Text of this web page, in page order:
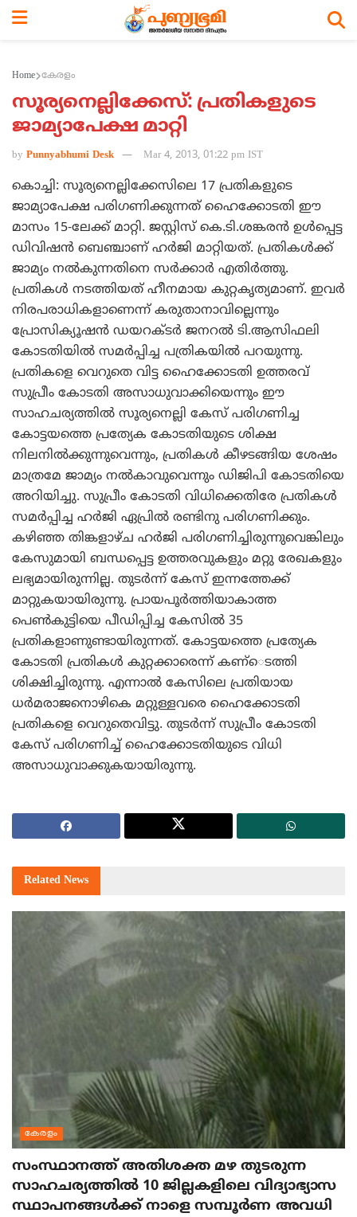
Home കേരളം
സൂര്യനെല്ലിക്കേസ്: പ്രതികളുടെ
ജാമ്യാപേക്ഷ മാറ്റി
by Punnyabhumi Desk Mar 4, 2013, 01:22 pm IST
കൊച്ചി: സൂര്യനെല്ലിക്കേസിലെ 17 പ്രതികളുടെ
ജാമ്യാപേക്ഷ പരിഗണിക്കുന്നത് ഹൈക്കോടതി ഈ
മാസം 15-ലേക്ക് മാറ്റി. ജസ്റ്റിസ് കെ.ടി.ശങ്കരന്‍ ഉള്‍പ്പെട്ട
ഡിവിഷന്‍ ബെഞ്ചാണ് ഹര്‍ജി മാറ്റിയത്. പ്രതികള്‍ക്ക്
ജാമ്യം നല്‍കുന്നതിനെ സര്‍ക്കാര്‍ എതിര്‍ത്തു.
പ്രതികള്‍ നടത്തിയത് ഹീനമായ കുറ്റകൃത്യമാണ്. ഇവര്‍
നിരപരാധികളാണെന്ന് കരുതാനാവില്ലെന്നും
പ്രോസിക്യൂഷന്‍ ഡയറക്ടര്‍ ജനറല്‍ ടി.ആസിഫലി
കോടതിയില്‍ സമര്‍പ്പിച്ച പത്രികയില്‍ പറയുന്നു.
പ്രതികളെ വെറുതെ വിട്ട ഹൈക്കോടതി ഉത്തരവ്
സുപ്രീം കോടതി അസാധുവാക്കിയെന്നും ഈ
സാഹചര്യത്തില്‍ സൂര്യനെല്ലി കേസ് പരിഗണിച്ച
കോട്ടയത്തെ പ്രത്യേക കോടതിയുടെ ശിക്ഷ
നിലനില്‍ക്കുന്നുവെന്നും, പ്രതികള്‍ കീഴടങ്ങിയ ശേഷം
മാത്രമേ ജാമ്യം നല്‍കാവുവെന്നും ഡിജിപി കോടതിയെ
അറിയിച്ചു. സുപ്രീം കോടതി വിധിക്കെതിരേ പ്രതികള്‍
സമര്‍പ്പിച്ച ഹര്‍ജി ഏപ്രില്‍ രണ്ടിനു പരിഗണിക്കും.
കഴിഞ്ഞ തിങ്കളാഴ്ച ഹര്‍ജി പരിഗണിച്ചിരുന്നുവെങ്കിലും
കേസുമായി ബന്ധപ്പെട്ട ഉത്തരവുകളും മറ്റു രേഖകളും
ലഭ്യമായിരുന്നില്ല. തുടര്‍ന്ന് കേസ് ഇന്നത്തേക്ക്
മാറ്റുകയായിരുന്നു. പ്രായപൂര്‍ത്തിയാകാത്ത
പെണ്‍കുട്ടിയെ പീഡിപ്പിച്ച കേസില്‍ 35
പ്രതികളാണുണ്ടായിരുന്നത്. കോട്ടയത്തെ പ്രത്യേക
കോടതി പ്രതികള്‍ കുറ്റക്കാരെന്ന് കണ്െടത്തി
ശിക്ഷിച്ചിരുന്നു. എന്നാല്‍ കേസിലെ പ്രതിയായ
ധര്‍മരാജനൊഴികെ മറ്റുള്ളവരെ ഹൈക്കോടതി
പ്രതികളെ വെറുതെവിട്ടു. തുടര്‍ന്ന് സുപ്രീം കോടതി
കേസ് പരിഗണിച്ച് ഹൈക്കോടതിയുടെ വിധി
അസാധുവാക്കുകയായിരുന്നു.
Related News
കേരളം
സംസ്ഥാനത്ത് അതിശക്ത മഴ തുടരുന്ന
സാഹചര്യത്തിൽ 10 ജില്ലകളിലെ വിദ്യാഭ്യാസ
സ്ഥാപനങ്ങൾക്ക് നാളെ സമ്പൂർണ അവധി